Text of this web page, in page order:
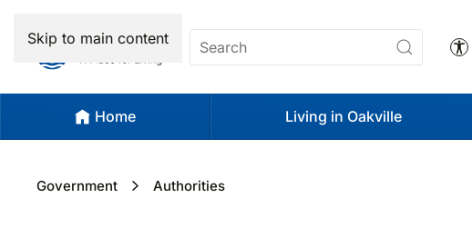
Skip to main content
Home Living in Oakville
Government Authorities